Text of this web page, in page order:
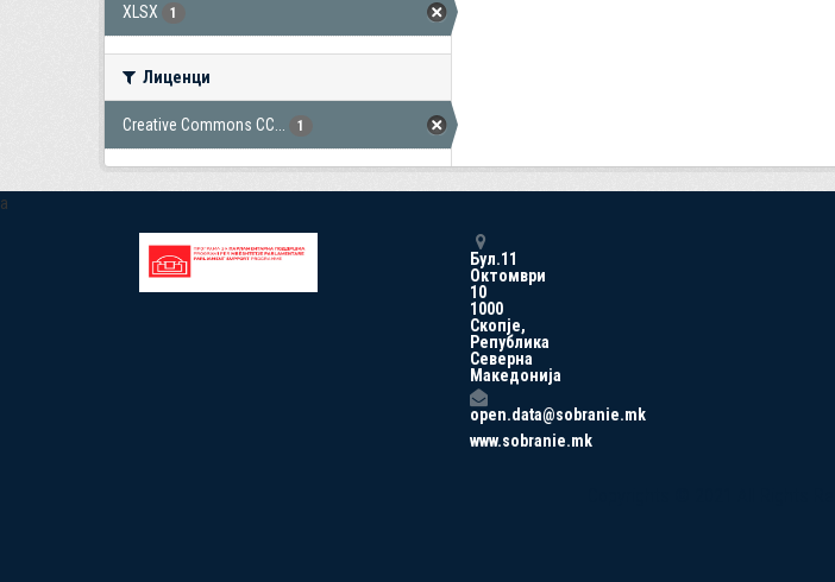
XLSX 1
Лиценци
Creative Commons CC... 1
a
Бул.11
Октомври
10
1000
Скопје,
Република
Северна
Македонија
open.data@sobranie.mk
www.sobranie.mk